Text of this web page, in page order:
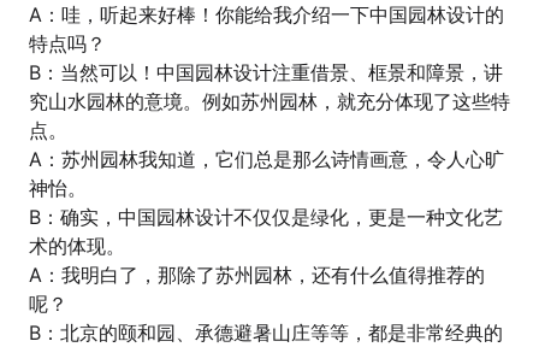
A：哇，听起来好棒！你能给我介绍一下中国园林设计的
特点吗？
B：当然可以！中国园林设计注重借景、框景和障景，讲
究山水园林的意境。例如苏州园林，就充分体现了这些特
点。
A：苏州园林我知道，它们总是那么诗情画意，令人心旷
神怡。
B：确实，中国园林设计不仅仅是绿化，更是一种文化艺
术的体现。
A：我明白了，那除了苏州园林，还有什么值得推荐的
呢？
B：北京的颐和园、承德避暑山庄等等，都是非常经典的